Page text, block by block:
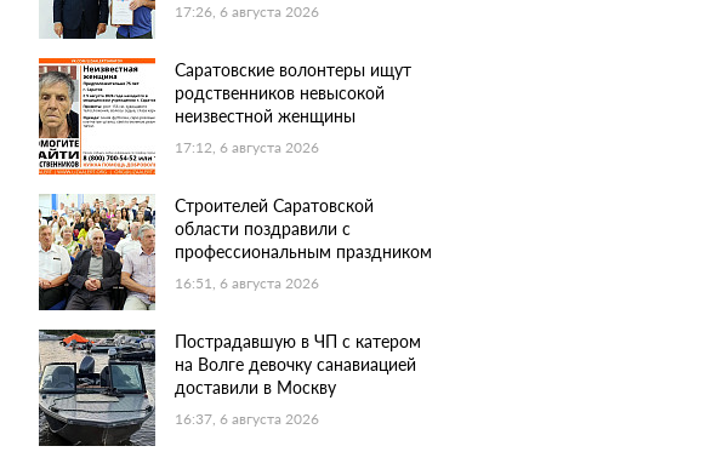
17:26, 6 августа 2026
Саратовские волонтеры ищут
родственников невысокой
неизвестной женщины
17:12, 6 августа 2026
Строителей Саратовской
области поздравили с
профессиональным праздником
16:51, 6 августа 2026
Пострадавшую в ЧП с катером
на Волге девочку санавиацией
доставили в Москву
16:37, 6 августа 2026